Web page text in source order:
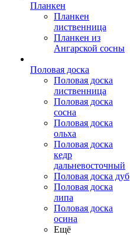
Планкен
Планкен
лиственница
Планкен из
Ангарской сосны
Половая доска
Половая доска
лиственница
Половая доска
сосна
Половая доска
ольха
Половая доска
кедр
дальневосточный
Половая доска дуб
Половая доска
липа
Половая доска
осина
Ещё